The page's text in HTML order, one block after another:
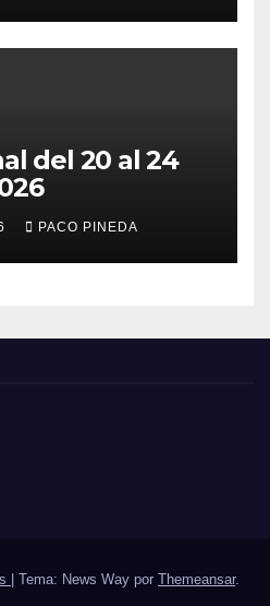
del 20 al 24
PACO PINEDA
| Tema: News Way por Themeansar.